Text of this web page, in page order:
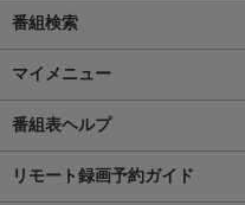
番組検索
マイメニュー
番組表ヘルプ
リモート録画予約ガイド